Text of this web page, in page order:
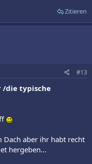
Zitieren
#13
/die typische
Dach aber ihr habt recht
hergeben...